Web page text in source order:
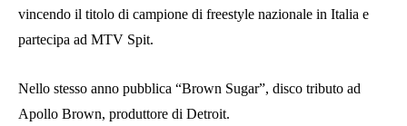
vincendo il titolo di campione di freestyle nazionale in Italia e
partecipa ad MTV Spit.
Nello stesso anno pubblica “Brown Sugar”, disco tributo ad
Apollo Brown, produttore di Detroit.